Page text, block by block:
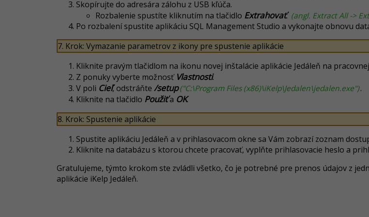
Skopírujte do adresára zálohu z USB kľúča.
Rozbalenie spustíte kliknutím na tlačidlo Extrahovať. (angl. Extract All ->
Po rozbalení spustite aplikáciu SQL Management Studio a vykonajte obnovu
7. Krok: Vymazanie parametrov z ikony pre spustenie aplikácie
Kliknite pravým tlačidlom na ikonu novej inštalácie aplikácie Jedáleň na
Z ponuky vyberte možnosť Vlastnosti.
V poli Cieľ, odstráňte /setup("C:\Program Files (x86)\iKelp\Jedalen\jedalen.exe").
Kliknite na tlačidlo Použiťa OK.
8. Krok: Spustenie aplikácie
Spustite aplikáciu Jedáleň a v prihlasovacom okne sa Vám zobrazí zoznam
Kliknite na databázu s ktorou chcete pracovať, vyplňte prihlasovacie heslo a
Gratulujeme, týmto krokom ste zvládli všetko, čo je potrebné pre prenos údajov z
aplikácie iKelp Jedáleň.